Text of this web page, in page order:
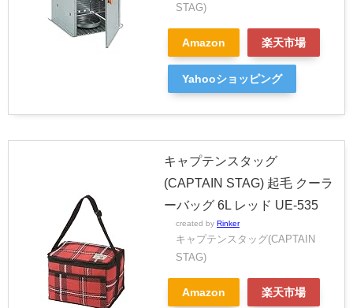
STAG)
Amazon 楽天市場
Yahooショッピング
キャプテンスタッグ
(CAPTAIN STAG) 起毛 クーラ
ーバッグ 6L レッド UE-535
created by Rinker
キャプテンスタッグ(CAPTAIN
STAG)
Amazon 楽天市場